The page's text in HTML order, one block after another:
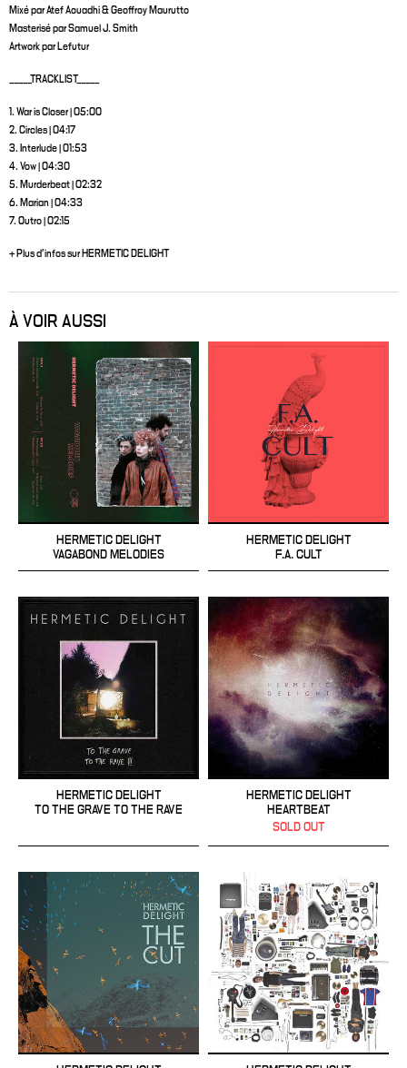
Mixé par Atef Aouadhi & Geoffroy Maurutto
Masterisé par Samuel J. Smith
Artwork par Lefutur
_____TRACKLIST_____
1. War is Closer | 05:00
2. Circles | 04:17
3. Interlude | 01:53
4. Vow | 04:30
5. Murderbeat | 02:32
6. Marian | 04:33
7. Outro | 02:15
+ Plus d'infos sur HERMETIC DELIGHT
À VOIR AUSSI
HERMETIC DELIGHT
VAGABOND MELODIES
HERMETIC DELIGHT
F.A. CULT
HERMETIC DELIGHT
TO THE GRAVE TO THE RAVE
HERMETIC DELIGHT
HEARTBEAT
SOLD OUT